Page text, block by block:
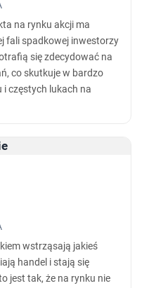
na rynku akcji ma
fali spadkowej inwestorzy
się zdecydować na
co skutkuje w bardzo
częstych lukach na
wstrząsają jakieś
handel i stają się
jest tak, że na rynku nie